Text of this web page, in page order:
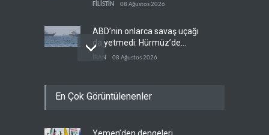
FİLİSTİN 08 Ağustos 2026
ABD’nin onlarca savaş uçağı
da yetmedi: Hürmüz’de
gemi vuruldu
İRAN 08 Ağustos 2026
'Arap projesi' uyarısı
En Çok Görüntülenenler
Yemen’den dengeleri